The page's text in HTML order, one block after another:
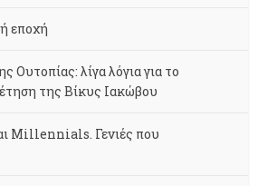
εποχή
Ουτοπίας: λίγα λόγια για το
της Βίκυς Ιακώβου
Millennials. Γενιές που